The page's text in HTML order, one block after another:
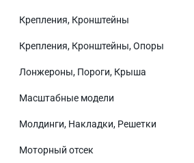
Крепления, Кронштейны
Крепления, Кронштейны, Опоры
Лонжероны, Пороги, Крыша
Масштабные модели
Молдинги, Накладки, Решетки
Моторный отсек